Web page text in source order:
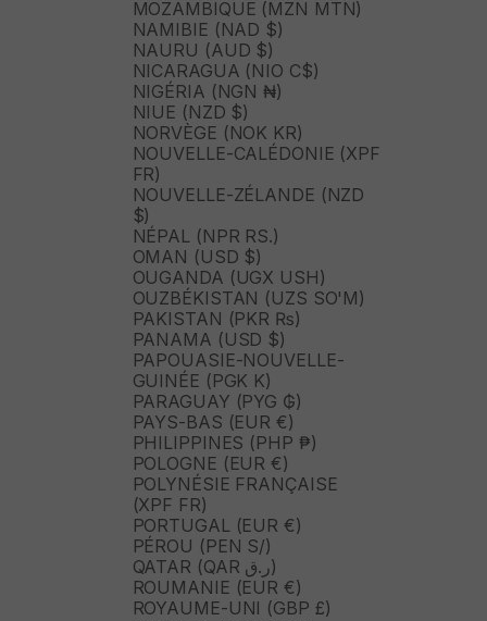
MOZAMBIQUE (MZN MTN)
NAMIBIE (NAD $)
NAURU (AUD $)
NICARAGUA (NIO C$)
NIGÉRIA (NGN ₦)
NIUE (NZD $)
NORVÈGE (NOK KR)
NOUVELLE-CALÉDONIE (XPF
FR)
NOUVELLE-ZÉLANDE (NZD
$)
NÉPAL (NPR RS.)
OMAN (USD $)
OUGANDA (UGX USH)
OUZBÉKISTAN (UZS SO'M)
PAKISTAN (PKR ₨)
PANAMA (USD $)
PAPOUASIE-NOUVELLE-
GUINÉE (PGK K)
PARAGUAY (PYG ₲)
PAYS-BAS (EUR €)
PHILIPPINES (PHP ₱)
POLOGNE (EUR €)
POLYNÉSIE FRANÇAISE
(XPF FR)
PORTUGAL (EUR €)
PÉROU (PEN S/)
QATAR (QAR ر.ق)
ROUMANIE (EUR €)
ROYAUME-UNI (GBP £)